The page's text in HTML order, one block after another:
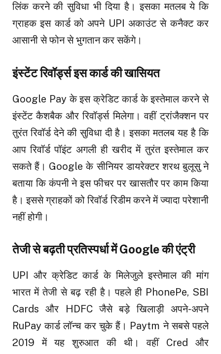
लिंक करने की सुविधा भी दिया है। इसका मतलब ये कि
ग्राहक इस कार्ड को अपने UPI अकाउंट से कनैक्ट कर
आसानी से फोन से भुगतान कर सकेंगे।
इंस्टेंट रिवॉर्ड्स इस कार्ड की खासियत
Google Pay के इस क्रेडिट कार्ड के इस्तेमाल करने से
इंस्टेंट कैशबैक और रिवॉर्ड्स मिलेगा। वहीं ट्रांजैक्शन पर
तुरंत रिवॉर्ड देने की सुविधा दी है। इसका मतलब यह है कि
आप रिवॉर्ड पॉइंट अगली ही खरीद में तुरंत इस्तेमाल कर
सकते हैं। Google के सीनियर डायरेक्टर शरथ बुलूसु ने
बताया कि कंपनी ने इस फीचर पर खासतौर पर काम किया
है। इससे ग्राहकों को रिवॉर्ड रिडीम करने में ज्यादा परेशानी
नहीं होगी।
तेजी से बढ़ती प्रतिस्पर्धा में Google की एंट्री
UPI और क्रेडिट कार्ड के मिलेजुले इस्तेमाल की मांग
भारत में तेजी से बढ़ रही है। पहले ही PhonePe, SBI
Cards और HDFC जैसे बड़े खिलाड़ी अपने-अपने
RuPay कार्ड लॉन्च कर चुके हैं। Paytm ने सबसे पहले
2019 में यह शुरुआत की थी। वहीं Cred और